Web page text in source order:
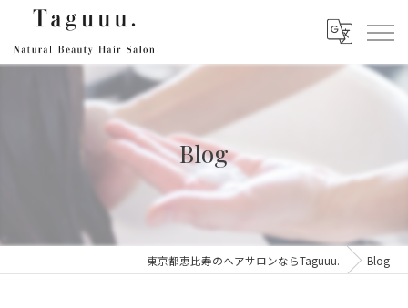
Blog
東京都恵比寿のヘアサロンならTaguuu. Blog